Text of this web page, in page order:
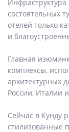
состоятельных
отелей только
и
Главная
комплексы,
архитектурных
России, Италии
Сейчас в Кунду
стилизованные